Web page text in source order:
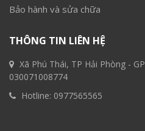
Bảo hành và sửa chữa
THÔNG TIN LIÊN HỆ
Xã Phú Thái, TP Hải Phòng -
030071008774
Hotline: 0977565565